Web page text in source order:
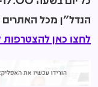
הנדל"ן מכל האתרים
לחצו כאן